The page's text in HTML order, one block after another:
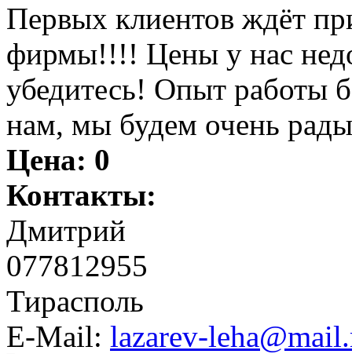
Первых клиентов ждёт
фирмы!!!! Цены у нас
убедитесь! Опыт работы
нам, мы будем очень
Цена: 0
Контакты:
Дмитрий
077812955
Тирасполь
E-Mail: lazarev-